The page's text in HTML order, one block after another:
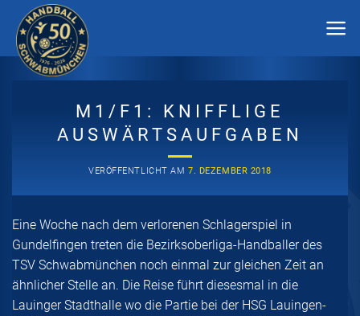
Inhalt
springen
M1/F1: KNIFFLIGE
AUSWÄRTSAUFGABEN
VERÖFFENTLICHT AM7. DEZEMBER 2018
Eine Woche nach dem verlorenen Schlagerspiel in
Gundelfingen treten die Bezirksoberliga-Handballer des
TSV Schwabmünchen noch einmal zur gleichen Zeit an
ähnlicher Stelle an. Die Reise führt diesesmal in die
Lauinger Stadthalle wo die Partie bei der HSG Lauingen-